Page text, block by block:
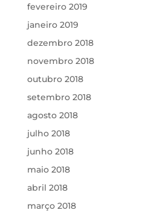
fevereiro 2019
janeiro 2019
dezembro 2018
novembro 2018
outubro 2018
setembro 2018
agosto 2018
julho 2018
junho 2018
maio 2018
abril 2018
março 2018